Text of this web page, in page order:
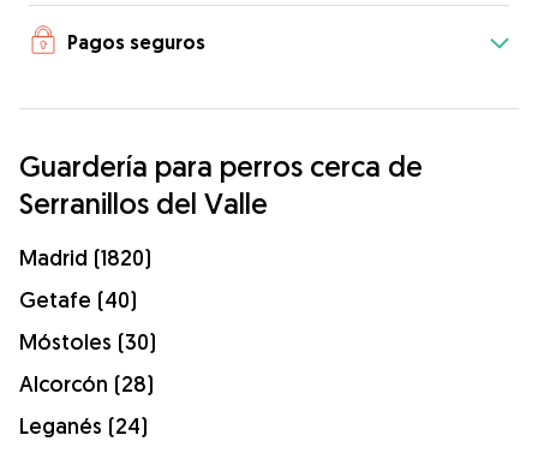
Pagos seguros
Guardería para perros cerca de
Serranillos del Valle
Madrid (1820)
Getafe (40)
Móstoles (30)
Alcorcón (28)
Leganés (24)